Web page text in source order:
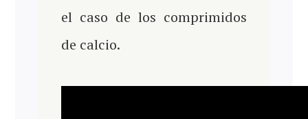
el caso de los comprimidos
de calcio.